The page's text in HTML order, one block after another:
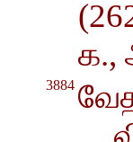
க.,
3884